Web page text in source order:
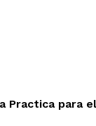
Practica para